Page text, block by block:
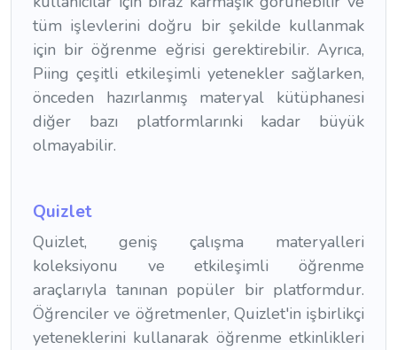
tüm işlevlerini doğru bir şekilde kullanmak
için bir öğrenme eğrisi gerektirebilir. Ayrıca,
Piing çeşitli etkileşimli yetenekler sağlarken,
önceden hazırlanmış materyal kütüphanesi
diğer bazı platformlarınki kadar büyük
olmayabilir.
Quizlet
Quizlet, geniş çalışma materyalleri
koleksiyonu ve etkileşimli öğrenme
araçlarıyla tanınan popüler bir platformdur.
Öğrenciler ve öğretmenler, Quizlet'in işbirlikçi
yeteneklerini kullanarak öğrenme etkinlikleri